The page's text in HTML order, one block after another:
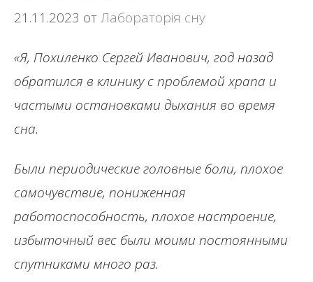
21.11.2023 отЛабораторія сну
«Я, Похиленко Сергей Иванович, год назад
обратился в клинику с проблемой храпа и
частыми остановками дыхания во время
сна.
Были периодические головные боли, плохое
самочувствие, пониженная
работоспособность, плохое настроение,
избыточный вес были моими постоянными
спутниками много раз.